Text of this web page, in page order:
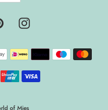
PinterestInstagram
of Mies